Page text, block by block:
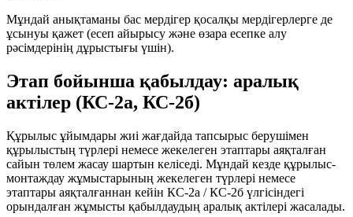
Мұндай анықтаманы бас мердігер қосалқы мердігерлерге де
ұсынуы қажет (есеп айырысу және өзара есепке алу
рәсімдерінің дұрыстығы үшін).
Этап бойынша қабылдау: аралық
актілер (КС-2а, КС-2б)
Құрылыс ұйымдары жиі жағдайда тапсырыс берушімен
құрылыстың түрлері немесе жекелеген этаптары аяқталған
сайын төлем жасау шартын келіседі. Мұндай кезде құрылыс-
монтаждау жұмыстарының жекелеген түрлері немесе
этаптары аяқталғаннан кейін КС-2а / КС-2б үлгісіндегі
орындалған жұмысты қабылдаудың аралық актілері жасалады.